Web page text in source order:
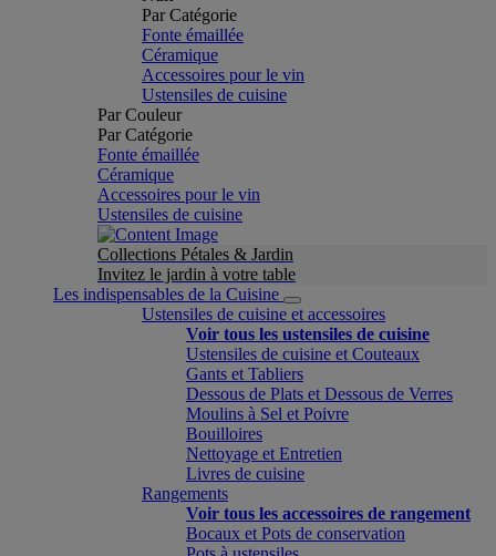
Par Catégorie
Fonte émaillée
Céramique
Accessoires pour le vin
Ustensiles de cuisine
Par Couleur
Par Catégorie
Fonte émaillée
Céramique
Accessoires pour le vin
Ustensiles de cuisine
Collections Pétales & Jardin
Invitez le jardin à votre table
Les indispensables de la Cuisine
Ustensiles de cuisine et accessoires
Voir tous les ustensiles de cuisine
Ustensiles de cuisine et Couteaux
Gants et Tabliers
Dessous de Plats et Dessous de Verres
Moulins à Sel et Poivre
Bouilloires
Nettoyage et Entretien
Livres de cuisine
Rangements
Voir tous les accessoires de rangement
Bocaux et Pots de conservation